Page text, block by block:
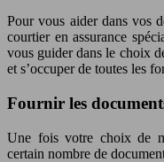
Pour vous aider dans vos
courtier en assurance
vous guider dans le choix
et s’occuper de toutes les
Fournir les
Une fois votre choix de
certain nombre de